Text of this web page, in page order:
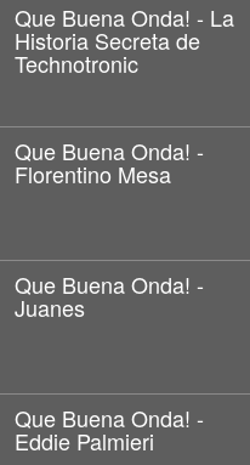
Que Buena Onda! - La
Historia Secreta de
Technotronic
Que Buena Onda! -
Florentino Mesa
Que Buena Onda! -
Juanes
Que Buena Onda! -
Eddie Palmieri